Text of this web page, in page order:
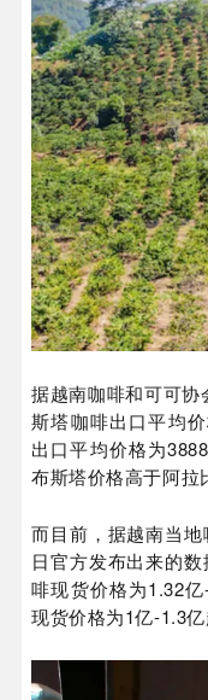
据越南咖啡和可可
斯塔咖啡出口平均
出口平均价格为
布斯塔价格高于阿拉
而目前，据越南当
日官方发布出来的
啡现货价格为1.32
现货价格为1亿-1.3亿